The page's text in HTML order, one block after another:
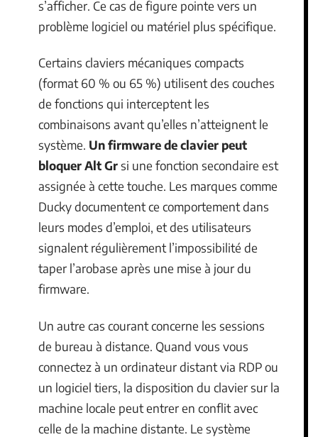
s’afficher. Ce cas de figure pointe vers un
problème logiciel ou matériel plus spécifique.
Certains claviers mécaniques compacts
(format 60 % ou 65 %) utilisent des couches
de fonctions qui interceptent les
combinaisons avant qu’elles n’atteignent le
système. Un firmware de clavier peut
bloquer Alt Grsi une fonction secondaire est
assignée à cette touche. Les marques comme
Ducky documentent ce comportement dans
leurs modes d’emploi, et des utilisateurs
signalent régulièrement l’impossibilité de
taper l’arobase après une mise à jour du
firmware.
Un autre cas courant concerne les sessions
de bureau à distance. Quand vous vous
connectez à un ordinateur distant via RDP ou
un logiciel tiers, la disposition du clavier sur la
machine locale peut entrer en conflit avec
celle de la machine distante. Le système